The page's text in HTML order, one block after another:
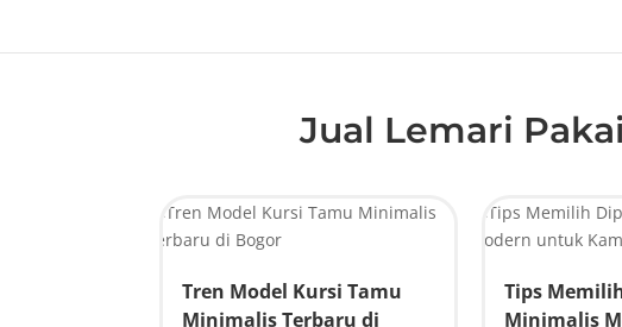
Jual Lemari
Tren Model Kursi Tamu
Minimalis Terbaru di
Tips
Minimalis